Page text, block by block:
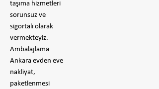
taşıma hizmetleri
sorunsuz ve
sigortalı olarak
vermekteyiz.
Ambalajlama
Ankara evden eve
nakliyat,
paketlenmesi